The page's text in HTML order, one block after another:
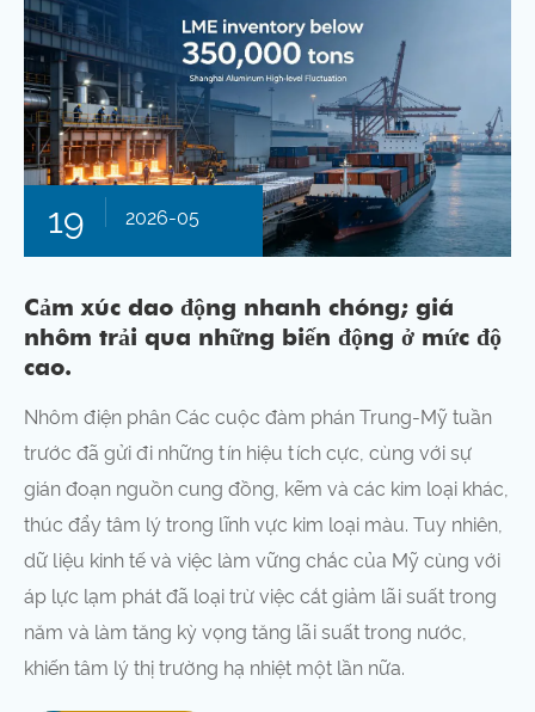
19 2026-05
Cảm xúc dao động nhanh chóng; giá
nhôm trải qua những biến động ở mức độ
cao.
Nhôm điện phân Các cuộc đàm phán Trung-Mỹ tuần
trước đã gửi đi những tín hiệu tích cực, cùng với sự
gián đoạn nguồn cung đồng, kẽm và các kim loại khác,
thúc đẩy tâm lý trong lĩnh vực kim loại màu. Tuy nhiên,
dữ liệu kinh tế và việc làm vững chắc của Mỹ cùng với
áp lực lạm phát đã loại trừ việc cắt giảm lãi suất trong
năm và làm tăng kỳ vọng tăng lãi suất trong nước,
khiến tâm lý thị trường hạ nhiệt một lần nữa.